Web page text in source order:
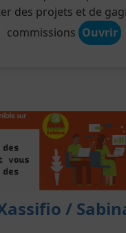
des projets et de
commissions Ouvrir
/